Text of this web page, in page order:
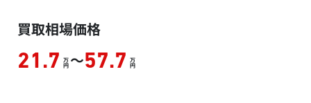
買取相場価格
21.7 万
円 ～57.7 万
円